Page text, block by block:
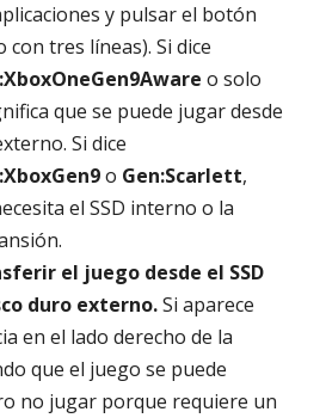
y pulsar el botón
con tres líneas). Si dice
o solo
que se puede jugar desde
Si dice
o Gen:Scarlett,
el SSD interno o la
el juego desde el SSD
duro externo.Si aparece
en el lado derecho de la
que el juego se puede
no jugar porque requiere un